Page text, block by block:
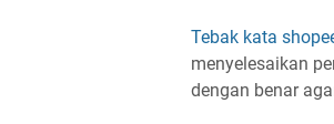
Tebak kata
menyelesaikan
dengan benar